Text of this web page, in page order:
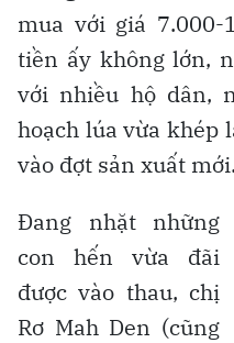
mua với giá 7.000-
tiền ấy không lớn,
với nhiều hộ dân,
hoạch lúa vừa khép
vào đợt sản xuất mới.
Đang nhặt những
con hến vừa đãi
được vào thau, chị
Rơ Mah Den (cũng